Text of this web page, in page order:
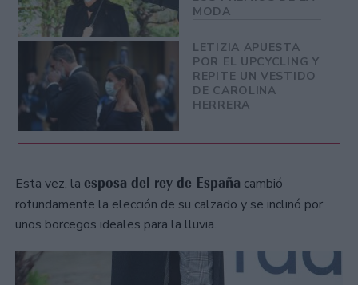
MODA
LETIZIA APUESTA
POR EL UPCYCLING Y
REPITE UN VESTIDO
DE CAROLINA
HERRERA
Esta vez, la esposa del rey de España cambió
rotundamente la elección de su calzado y se inclinó por
unos borcegos ideales para la lluvia.